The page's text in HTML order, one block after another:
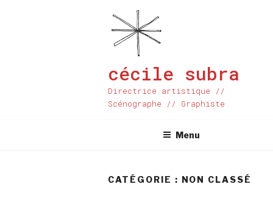
cécile subra
Directrice artistique //
Scénographe // Graphiste
Menu
CATÉGORIE : NON CLASSÉ